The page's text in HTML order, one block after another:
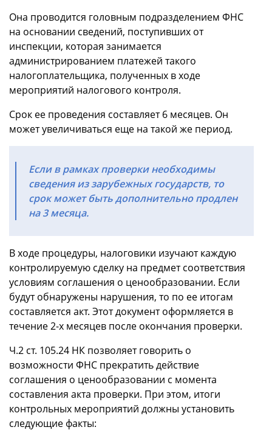
Она проводится головным подразделением ФНС
на основании сведений, поступивших от
инспекции, которая занимается
администрированием платежей такого
налогоплательщика, полученных в ходе
мероприятий налогового контроля.
Срок ее проведения составляет 6 месяцев. Он
может увеличиваться еще на такой же период.
Если в рамках проверки необходимы
сведения из зарубежных государств, то
срок может быть дополнительно продлен
на 3 месяца.
В ходе процедуры, налоговики изучают каждую
контролируемую сделку на предмет соответствия
условиям соглашения о ценообразовании. Если
будут обнаружены нарушения, то по ее итогам
составляется акт. Этот документ оформляется в
течение 2-х месяцев после окончания проверки.
Ч.2 ст. 105.24 НК позволяет говорить о
возможности ФНС прекратить действие
соглашения о ценообразовании с момента
составления акта проверки. При этом, итоги
контрольных мероприятий должны установить
следующие факты: